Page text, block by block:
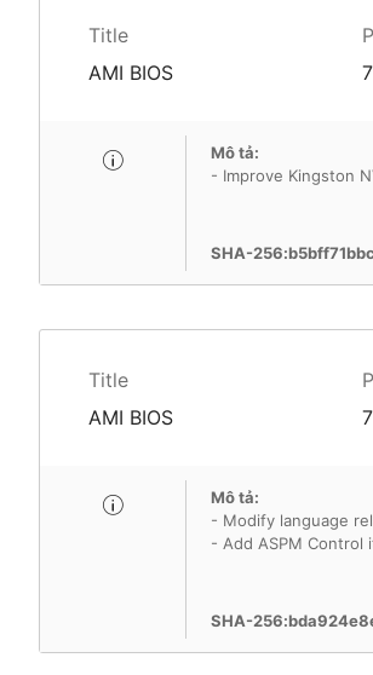
Title
AMI BIOS
Mô tả:
- Improve Kingston
SHA-
Title
AMI BIOS
Mô tả:
- Modify language
- Add ASPM Control
SHA-